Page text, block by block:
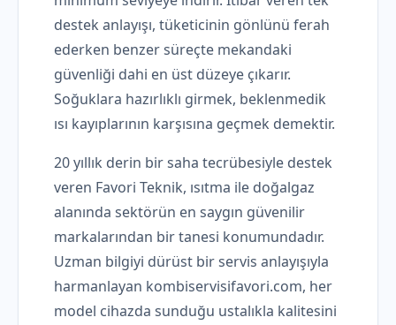
destek anlayışı, tüketicinin gönlünü ferah
ederken benzer süreçte mekandaki
güvenliği dahi en üst düzeye çıkarır.
Soğuklara hazırlıklı girmek, beklenmedik
ısı kayıplarının karşısına geçmek demektir.
20 yıllık derin bir saha tecrübesiyle destek
veren Favori Teknik, ısıtma ile doğalgaz
alanında sektörün en saygın güvenilir
markalarından bir tanesi konumundadır.
Uzman bilgiyi dürüst bir servis anlayışıyla
harmanlayan kombiservisifavori.com, her
model cihazda sunduğu ustalıkla kalitesini